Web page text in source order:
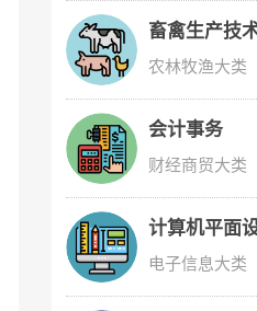
畜禽生产技
农林牧渔大类
会计事务
财经商贸大类
计算机平面
电子信息大类